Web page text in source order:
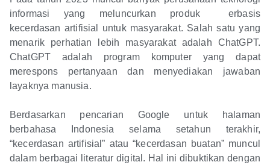
informasi yang meluncurkan produk erbasis
kecerdasan artifisial untuk masyarakat. Salah satu yang
menarik perhatian lebih masyarakat adalah ChatGPT.
ChatGPT adalah program komputer yang dapat
merespons pertanyaan dan menyediakan jawaban
layaknya manusia.
Berdasarkan pencarian Google untuk halaman
berbahasa Indonesia selama setahun terakhir,
“kecerdasan artifisial” atau “kecerdasan buatan” muncul
dalam berbagai literatur digital. Hal ini dibuktikan dengan